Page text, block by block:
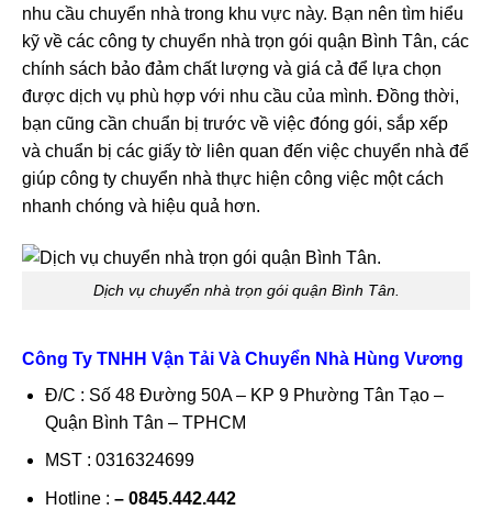
nhu cầu chuyển nhà trong khu vực này. Bạn nên tìm hiểu
kỹ về các công ty chuyển nhà trọn gói quận Bình Tân, các
chính sách bảo đảm chất lượng và giá cả để lựa chọn
được dịch vụ phù hợp với nhu cầu của mình. Đồng thời,
bạn cũng cần chuẩn bị trước về việc đóng gói, sắp xếp
và chuẩn bị các giấy tờ liên quan đến việc chuyển nhà để
giúp công ty chuyển nhà thực hiện công việc một cách
nhanh chóng và hiệu quả hơn.
Dịch vụ chuyển nhà trọn gói quận Bình Tân.
Công Ty TNHH Vận Tải Và Chuyển Nhà Hùng Vương
Đ/C : Số 48 Đường 50A – KP 9 Phường Tân Tạo –
Quận Bình Tân – TPHCM
MST : 0316324699
Hotline : – 0845.442.442